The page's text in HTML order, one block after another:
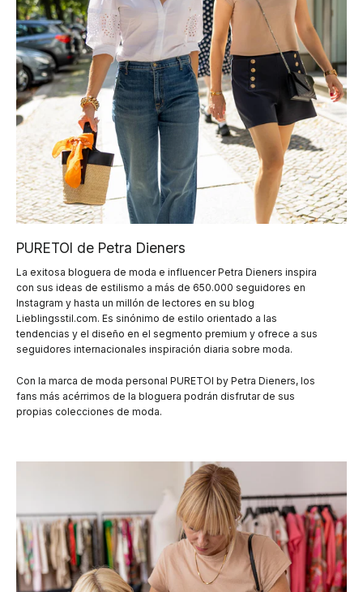
PURETOI de Petra Dieners
La exitosa bloguera de moda e influencer Petra Dieners inspira
con sus ideas de estilismo a más de 650.000 seguidores en
Instagram y hasta un millón de lectores en su blog
Lieblingsstil.com. Es sinónimo de estilo orientado a las
tendencias y el diseño en el segmento premium y ofrece a sus
seguidores internacionales inspiración diaria sobre moda.
Con la marca de moda personal PURETOI by Petra Dieners, los
fans más acérrimos de la bloguera podrán disfrutar de sus
propias colecciones de moda.